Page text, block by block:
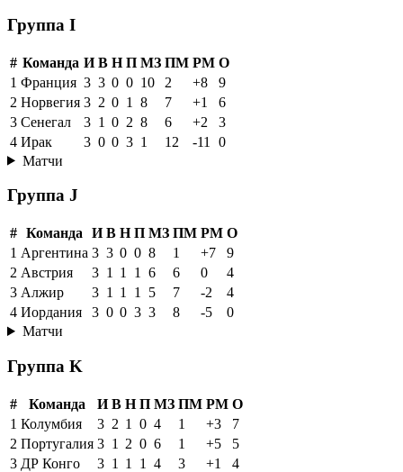
Группа I
# Команда И В Н П МЗ ПМ РМ О
1 Франция 3 3 0 0 10 2 +8
9
2 Норвегия 3 2 0 1 8 7 +1
6
3 Сенегал 3 1 0 2 8 6 +2
3
4 Ирак 3 0 0 3 1 12 -11
0
Матчи
Группа J
# Команда И В Н П МЗ ПМ РМ О
1 Аргентина 3 3 0 0 8 1 +7
9
2 Австрия 3 1 1 1 6 6 0
4
3 Алжир 3 1 1 1 5 7 -2
4
4 Иордания 3 0 0 3 3 8 -5
0
Матчи
Группа K
# Команда И В Н П МЗ ПМ РМ О
1 Колумбия 3 2 1 0 4 1 +3
7
2 Португалия 3 1 2 0 6 1 +5
5
3 ДР Конго 3 1 1 1 4 3 +1
4